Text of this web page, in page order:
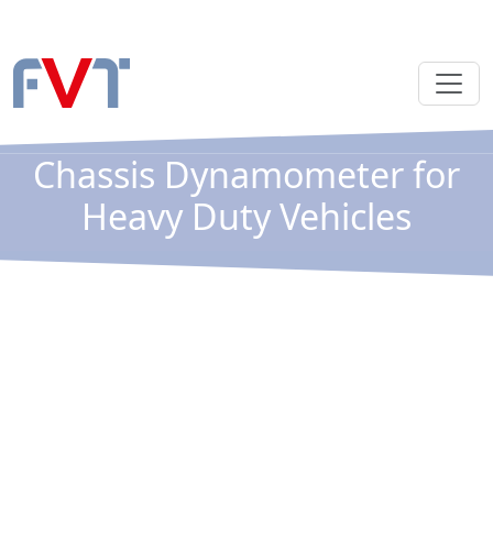
Chassis Dynamometer for
Heavy Duty Vehicles